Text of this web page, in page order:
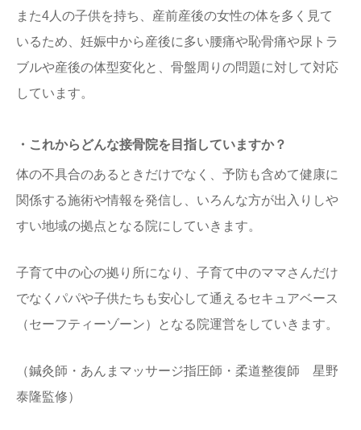
また4人の子供を持ち、産前産後の女性の体を多く見て
いるため、妊娠中から産後に多い腰痛や恥骨痛や尿トラ
ブルや産後の体型変化と、骨盤周りの問題に対して対応
しています。
・これからどんな接骨院を目指していますか？
体の不具合のあるときだけでなく、予防も含めて健康に
関係する施術や情報を発信し、いろんな方が出入りしや
すい地域の拠点となる院にしていきます。
子育て中の心の拠り所になり、子育て中のママさんだけ
でなくパパや子供たちも安心して通えるセキュアベース
（セーフティーゾーン）となる院運営をしていきます。
（鍼灸師・あんまマッサージ指圧師・柔道整復師 星野
泰隆監修）